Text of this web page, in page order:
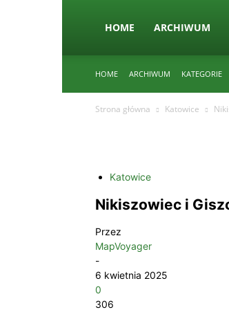
HOME ARCHIWUM
HOME ARCHIWUM KATEGORIE
Strona główna Katowice
Katowice
Nikiszowiec i
Przez
MapVoyager
-
6 kwietnia 2025
0
306